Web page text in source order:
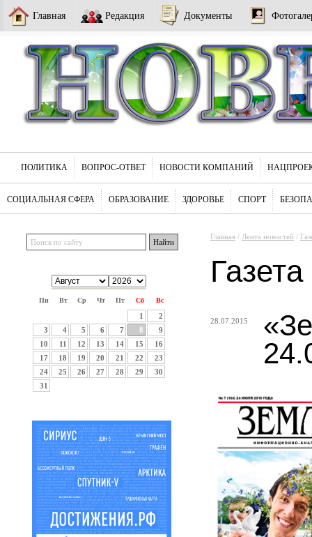
Главная Редакция Документы
ПОЛИТИКА ВОПРОС-ОТВЕТ НОВОСТИ КОМПАНИЙ
СОЦИАЛЬНАЯ СФЕРА ОБРАЗОВАНИЕ ЗДОРОВЬЕ СПОРТ
Пн Вт Ср Чт Пт Сб Вс
1
2
3
4 5 6 7 8
9
10
11 12 13 14 15
16
17
18 19 20 21 22
23
24
25 26 27 28 29
30
31
Главная / Лента новостей /
28.07.2015